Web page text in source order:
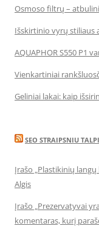
Osmoso filtrų –
Išskirtinio vyrų stiliaus
AQUAPHOR S550 P1
Vienkartiniai
Geliniai lakai: kaip
SEO STRAIPSNIU
Įrašo „Plastikinių
Algis
Įrašo „Prezervatyvai
komentaras, kurį